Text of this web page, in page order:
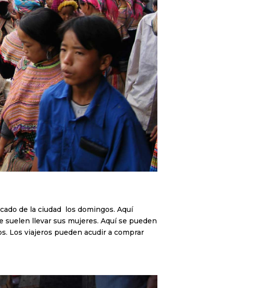
de la ciudad los domingos. Aquí
suelen llevar sus mujeres. Aquí se pueden
Los viajeros pueden acudir a comprar